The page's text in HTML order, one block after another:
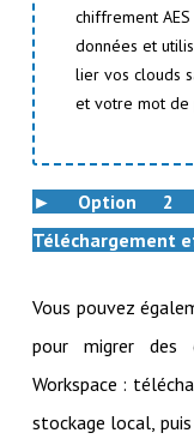
chiffrement
données et
lier vos clouds
et votre mot de
► Option 2 :
Téléchargement
Vous pouvez
pour migrer des
Workspace :
stockage local,